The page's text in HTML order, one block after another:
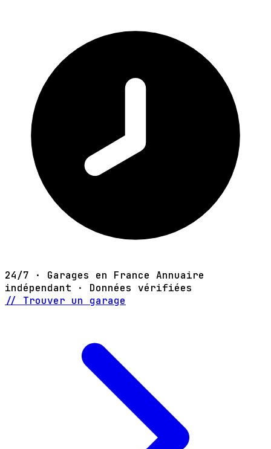
24/7 · Garages en France Annuaire
indépendant · Données vérifiées
// Trouver un garage